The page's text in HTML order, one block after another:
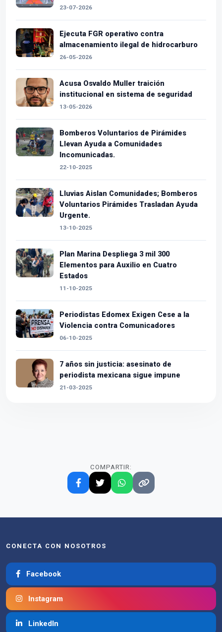
23-07-2026
Ejecuta FGR operativo contra
almacenamiento ilegal de hidrocarburo
26-05-2026
Acusa Osvaldo Muller traición
institucional en sistema de seguridad
13-05-2026
Bomberos Voluntarios de Pirámides
Llevan Ayuda a Comunidades
Incomunicadas.
22-10-2025
Lluvias Aislan Comunidades; Bomberos
Voluntarios Pirámides Trasladan Ayuda
Urgente.
13-10-2025
Plan Marina Despliega 3 mil 300
Elementos para Auxilio en Cuatro
Estados
11-10-2025
Periodistas Edomex Exigen Cese a la
Violencia contra Comunicadores
06-10-2025
7 años sin justicia: asesinato de
periodista mexicana sigue impune
21-03-2025
COMPARTIR:
CONECTA CON NOSOTROS
Facebook
Instagram
LinkedIn